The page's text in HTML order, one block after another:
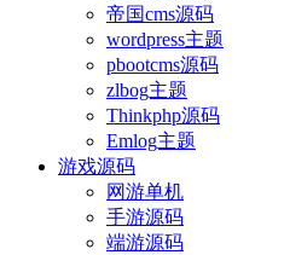
帝国cms源码
wordpress主题
pbootcms源码
zlbog主题
Thinkphp源码
Emlog主题
游戏源码
网游单机
手游源码
端游源码